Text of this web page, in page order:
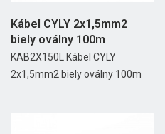
Kábel CYLY 2x1,5mm2
biely oválny 100m
KAB2X150L Kábel CYLY
2x1,5mm2 biely oválny 100m